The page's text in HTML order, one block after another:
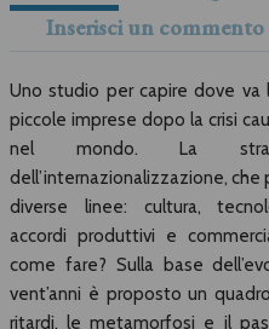
Inserisci un commento
Uno studio per capire dove va
piccole imprese dopo la crisi
nel mondo. La
dell’internazionalizzazione,
diverse linee: cultura,
accordi produttivi e
come fare? Sulla base
vent’anni è proposto un
ritardi, le metamorfosi e il